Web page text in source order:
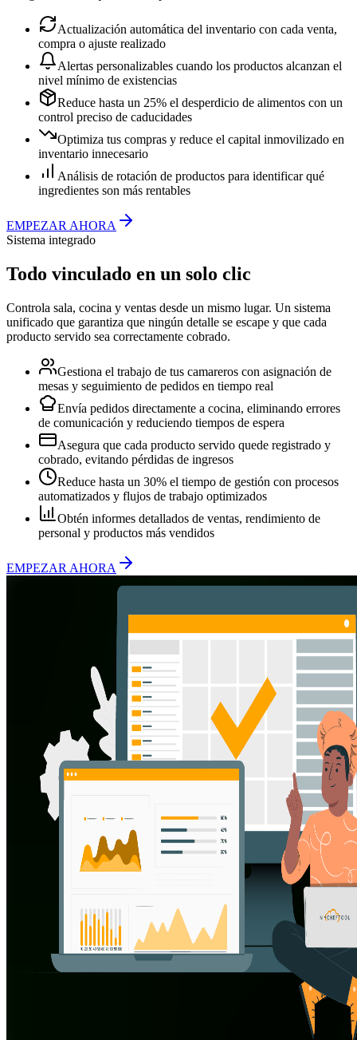
Actualización automática del inventario con cada venta,
compra o ajuste realizado
Alertas personalizables cuando los productos alcanzan el
nivel mínimo de existencias
Reduce hasta un 25% el desperdicio de alimentos con un
control preciso de caducidades
Optimiza tus compras y reduce el capital inmovilizado en
inventario innecesario
Análisis de rotación de productos para identificar qué
ingredientes son más rentables
EMPEZAR AHORA
Sistema integrado
Todo vinculado en un solo clic
Controla sala, cocina y ventas desde un mismo lugar. Un sistema
unificado que garantiza que ningún detalle se escape y que cada
producto servido sea correctamente cobrado.
Gestiona el trabajo de tus camareros con asignación de
mesas y seguimiento de pedidos en tiempo real
Envía pedidos directamente a cocina, eliminando errores
de comunicación y reduciendo tiempos de espera
Asegura que cada producto servido quede registrado y
cobrado, evitando pérdidas de ingresos
Reduce hasta un 30% el tiempo de gestión con procesos
automatizados y flujos de trabajo optimizados
Obtén informes detallados de ventas, rendimiento de
personal y productos más vendidos
EMPEZAR AHORA